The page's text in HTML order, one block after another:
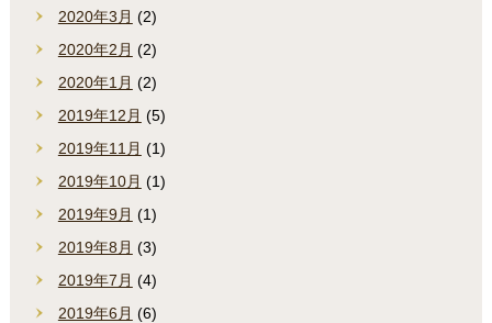
2020年3月 (2)
2020年2月 (2)
2020年1月 (2)
2019年12月 (5)
2019年11月 (1)
2019年10月 (1)
2019年9月 (1)
2019年8月 (3)
2019年7月 (4)
2019年6月 (6)